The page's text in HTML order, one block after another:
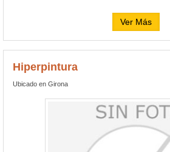
Ver Más
Hiperpintura
Ubicado en Girona